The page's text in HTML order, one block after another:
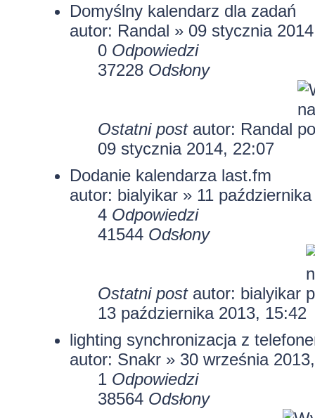
Domyślny kalendarz dla zadań
autor: Randal » 09 stycznia
0 Odpowiedzi
37228 Odsłony
Ostatni post autor: Randal
09 stycznia 2014, 22:07
Dodanie kalendarza last.fm
autor: bialyikar» 11
4 Odpowiedzi
41544 Odsłony
Ostatni post autor: bialyikar
13 października 2013, 15:42
lighting synchronizacja z
autor: Snakr» 30 września
1 Odpowiedzi
38564 Odsłony